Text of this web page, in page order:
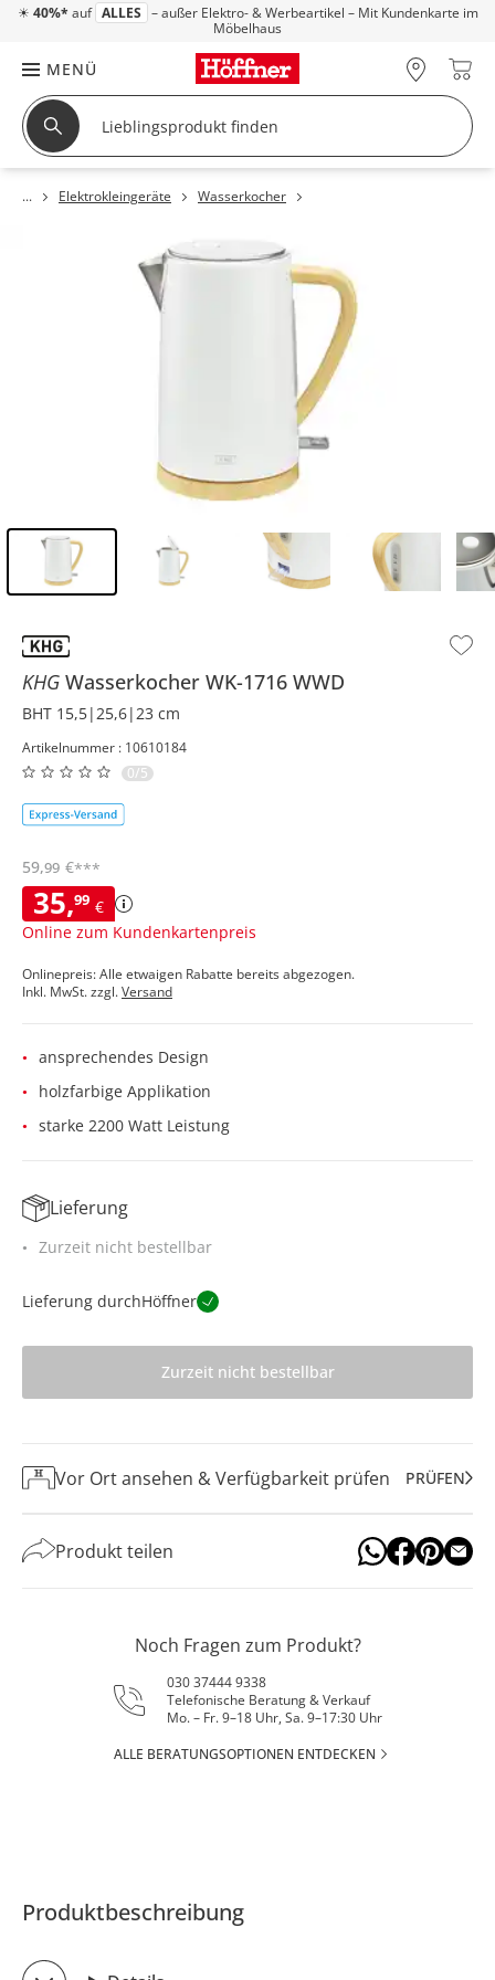
☀ 40%* auf ALLES – außer Elektro- & Werbeartikel – Mit Kundenkarte im
Möbelhaus
MENÜ
Elektrokleingeräte Wasserkocher
KHG Wasserkocher WK-1716 WWD
BHT 15,5|25,6|23 cm
Artikelnummer : 10610184
0/5
35,99 €
Online zum Kundenkartenpreis
59,99 €***
Onlinepreis: Alle etwaigen Rabatte bereits abgezogen.
Inkl. MwSt. zzgl.Versand
ansprechendes Design
holzfarbige Applikation
starke 2200 Watt Leistung
Lieferung
Zurzeit nicht bestellbar
Lieferung durchHöffner
Zurzeit nicht bestellbar
Vor Ort ansehen & Verfügbarkeit prüfen PRÜFEN
Produkt teilen
Noch Fragen zum Produkt?
030 37444 9338
Telefonische Beratung & Verkauf
Mo. – Fr. 9–18 Uhr, Sa. 9–17:30 Uhr
ALLE BERATUNGSOPTIONEN ENTDECKEN
Produktbeschreibung